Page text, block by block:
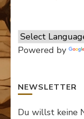
anzeigenanzeigen
anzeigen
Powered by
NEWSLETTER
Du willst keine